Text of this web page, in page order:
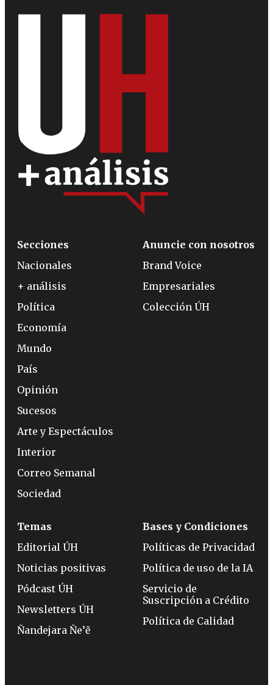
Secciones
Nacionales
+ análisis
Política
Economía
Mundo
País
Opinión
Sucesos
Arte y Espectáculos
Interior
Correo Semanal
Sociedad
Anuncie con nosotros
Brand Voice
Empresariales
Colección ÚH
Temas
Editorial ÚH
Noticias positivas
Pódcast ÚH
Newsletters ÚH
Ñandejara Ñe’ẽ
Bases y Condiciones
Políticas de Privacidad
Política de uso de la IA
Servicio de
Suscripción a Crédito
Política de Calidad